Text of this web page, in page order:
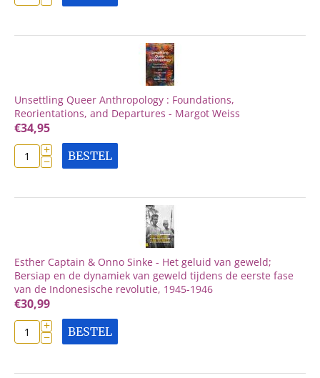
Unsettling Queer Anthropology : Foundations,
Reorientations, and Departures - Margot Weiss
€34,95
+
− BESTEL
Esther Captain & Onno Sinke - Het geluid van geweld;
Bersiap en de dynamiek van geweld tijdens de eerste fase
van de Indonesische revolutie, 1945-1946
€30,99
+
− BESTEL